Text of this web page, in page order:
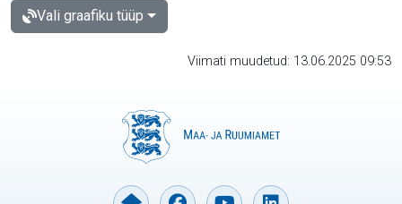
Vali graafiku tüüp
Viimati muudetud: 13.06.2025 09:53